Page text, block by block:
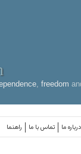
freedom
راهنما تماس با ما درباره ما